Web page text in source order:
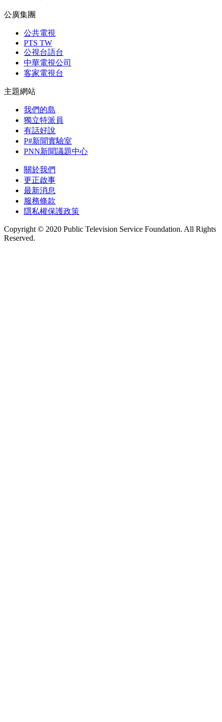
公廣集團
公共電視
PTS TW
公視台語台
中華電視公司
客家電視台
主題網站
我們的島
獨立特派員
有話好說
P#新聞實驗室
PNN新聞議題中心
關於我們
更正啟事
最新消息
服務條款
隱私權保護政策
Copyright © 2020 Public Television Service Foundation. All Rights
Reserved.